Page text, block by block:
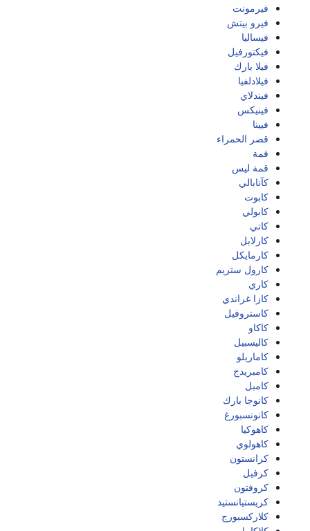
فيرمونت
فيرو بيتش
فيساليا
فيكتورفيل
فيلا بارك
فيلادلفيا
فيندلاي
فينيكس
فيينا
قصر الحمراء
قمة
قمة ليس
كآنابالي
كابوت
كابولي
كاتي
كارلايل
كارمايكل
كارول ستريم
كاري
كازا غراندي
كاستروفيل
كاكاو
كاليسبيل
كاماريلو
كامبريدج
كامبل
كانوجا بارك
كانونسبورغ
كاهوكيا
كاهولوي
كرانستون
كرفيل
كروفتون
كريستيانستيد
كلاركسبورج